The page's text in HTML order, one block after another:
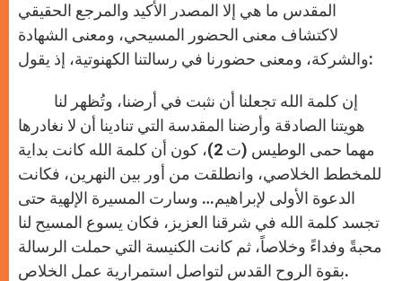
المقدس ما هي إلا المصدر الأكيد والمرجع الحقيقي
لاكتشاف معنى الحضور المسيحي، ومعنى الشهادة
والشركة، ومعنى حضورنا في رسالتنا الكهنوتية، إذ يقول:
هويتنا الصادقة وأرضنا المقدسة التي تنادينا أن لا نغادرها
مهما حمى الوطيس (ت 2)، كون أن كلمة الله كانت بداية
للمخطط الخلاصي، وانطلقت من أور بين النهرين، فكانت
الدعوة الأولى لإبراهيم… وسارت المسيرة الإلهية حتى
تجسد كلمة الله في شرقنا العزيز، فكان يسوع المسيح لنا
محبةً وفداءً وخلاصاً، ثم كانت الكنيسة التي حملت الرسالة
بقوة الروح القدس لتواصل استمرارية عمل الخلاص.